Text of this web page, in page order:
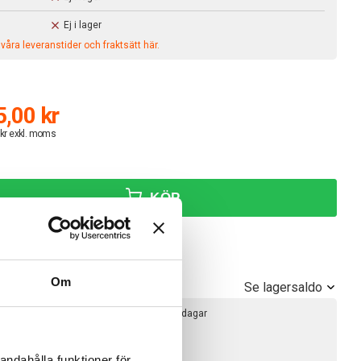
Om
Ej i lager
leveranstider och fraktsätt här.
kr
exkl. moms
KÖP
Se lagersaldo
Skickas inom 11-21 arbetsdagar